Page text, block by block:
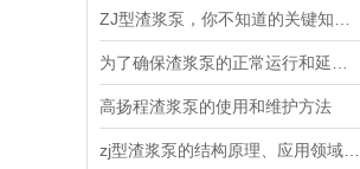
高扬程渣浆泵的使用和维护方法